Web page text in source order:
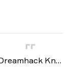
Dreamhack Knockout: Atlanta 2025